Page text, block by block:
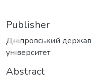
Publisher
Дніпровський
університет
Abstract